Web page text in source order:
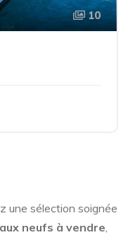
10
une sélection soignée
neufs à vendre